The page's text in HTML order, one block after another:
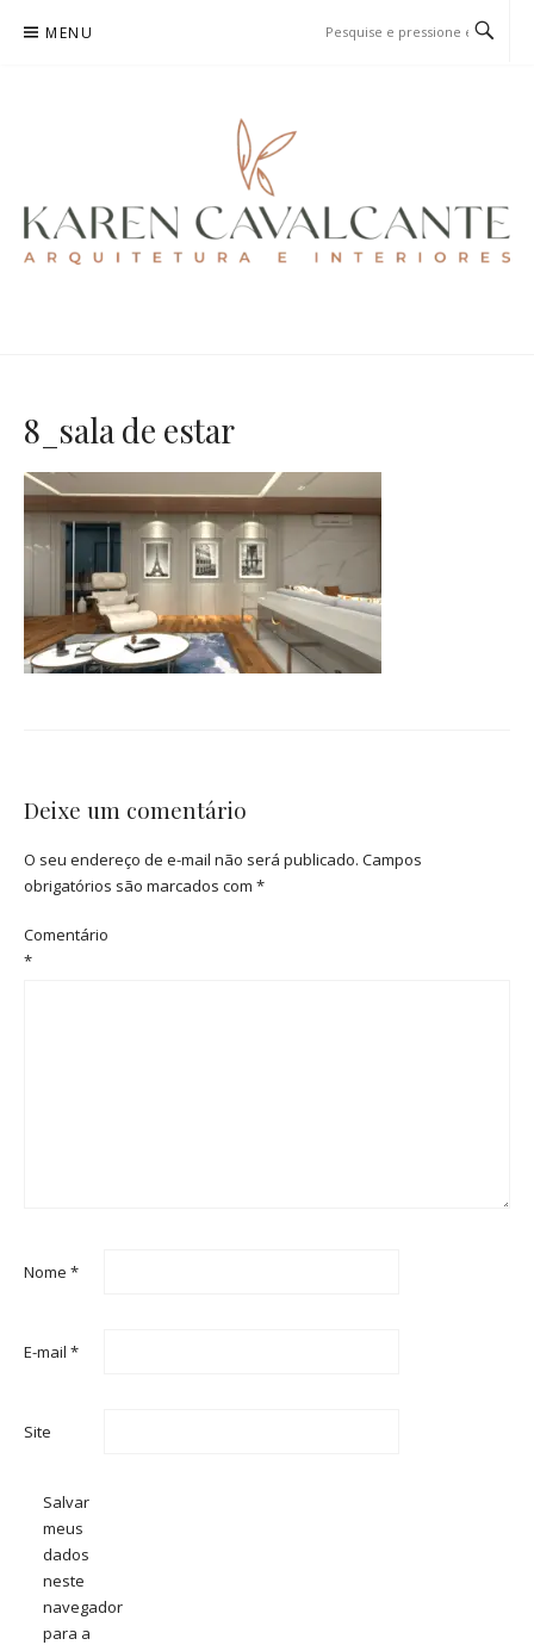
para
MENU
8_sala de estar
Deixe um comentário
O seu endereço de e-mail não será publicado. Campos
obrigatórios são marcados com *
Comentário
*
Nome *
E-mail *
Site
Salvar
meus
dados
neste
navegador
para a